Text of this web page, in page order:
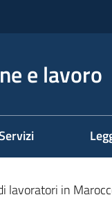
e lavoro
lavoratori in